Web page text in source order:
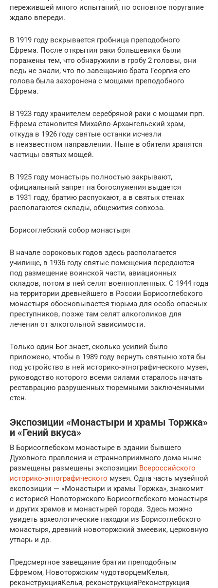
пережившей много испытаний, но основное поругание
ждало впереди.
В 1919 году вскрывается гробница преподобного
Ефрема. После открытия раки большевики были
поражены тем, что обнаружили в гробу 2 головы, они
ведь не знали, что по завещанию брата Георгия его
голова была захоронена с мощами преподобного
Ефрема.
В 1923 году хранителем серебряной раки с мощами прп.
Ефрема становится Михайло-Архангельский храм,
откуда в 1926 году святые останки исчезли
в неизвестном направлении. Ныне в обители хранятся
частицы святых мощей.
В 1925 году монастырь полностью закрывают,
официальный запрет на богослужения выдается
в 1931 году, братию распускают, а в святых стенах
располагаются склады, общежития совхоза.
Борисоглебский собор монастыря
В начале сороковых годов здесь располагается
училище, в 1936 году святые помещения передаются
под размещение воинской части, авиационных
складов, потом в ней селят военнопленных. С 1944 года
на территории древнейшего в России Борисоглебского
монастыря обосновывается тюрьма для особо опасных
преступников, позже там селят алкоголиков для
лечения от алкогольной зависимости.
Только один Бог знает, сколько усилий было
приложено, чтобы в 1989 году вернуть святыню хотя бы
под устройство в ней историко-этнографического музея,
руководство которого всеми силами старалось начать
реставрацию разрушенных тюремными заключенными
стен.
Экспозиции «Монастыри и храмы Торжка»
и «Гений вкуса»
В Борисоглебском монастыре в здании бывшего
Духовного правления и странноприимного дома ныне
размещены размещены экспозиции Всероссийского
историко-этнографического музея. Одна часть музейной
экспозиции — «Монастыри и храмы Торжка», знакомит
с историей Новоторжского Борисоглебского монастыря
и других храмов и монастырей города. Здесь можно
увидеть археологические находки из Борисоглебского
монастыря, древний новоторжский змеевик, церковную
утварь и др.
Предсмертное завещание братии преподобным
Ефремом, Новоторжским чудотворцемКелья,
реконструкцияКелья, реконструкцияРеконструкция